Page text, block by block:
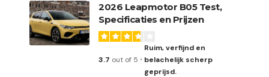
2026 Leapmotor B05 Test,
Specificaties en Prijzen
3.7 out of 5
Ruim, verfijnd en
belachelijk scherp
geprijsd.